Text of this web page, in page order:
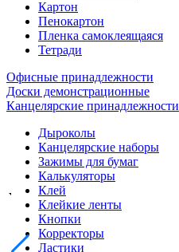
Картон
Пенокартон
Пленка самоклеящаяся
Тетради
Офисные принадлежности
Доски демонстрационные
Канцелярские принадлежности
Дыроколы
Канцелярские наборы
Зажимы для бумаг
Калькуляторы
Клей
Клейкие ленты
Кнопки
Корректоры
Ластики